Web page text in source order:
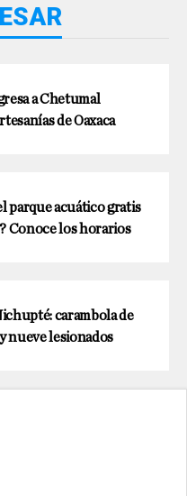
a Chetumal
de Oaxaca
parque acuático gratis
Conoce los horarios
carambola de
nueve lesionados